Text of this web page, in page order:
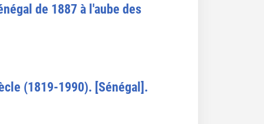
de 1887 à l'aube des
(1819-1990). [Sénégal].